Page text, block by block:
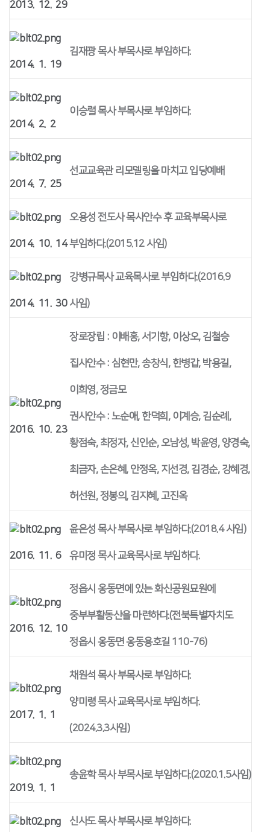
2013. 12. 29
2014. 1. 19
김재광 목사 부목사로 부임하다.
2014. 2. 2
이승렬 목사 부목사로 부임하다.
2014. 7. 25
선교교육관 리모델링을 마치고 입당예배
2014. 10. 14
오용성 전도사 목사안수 후 교육부목사로
부임하다.(2015.12 사임)
2014. 11. 30
강병규목사 교육목사로 부임하다.(2016.9
사임)
2016. 10. 23
장로장립 : 이배홍, 서기항, 이상오, 김철승
집사안수 : 심현만, 송창식, 한병갑, 박용길,
이희영, 정금모
권사안수 : 노순애, 한덕희, 이계승, 김순례,
황점숙, 최정자, 신인순, 오남성, 박윤영, 양경숙,
최금자, 손은혜, 안정옥, 지선경, 김경순, 강혜경,
허선원, 정봉의, 김지혜, 고진옥
2016. 11. 6
윤은성 목사 부목사로 부임하다.(2018.4 사임)
유미정 목사 교육목사로 부임하다.
2016. 12. 10
정읍시 옹동면에 있는 화신공원묘원에
중부부활동산을 마련하다.(전북특별자치도
정읍시 옹동면 옹동용호길 110-76)
2017. 1. 1
채원석 목사 부목사로 부임하다.
양미령 목사 교육목사로 부임하다.
(2024.3.3사임)
2019. 1. 1
송윤학 목사 부목사로 부임하다.(2020.1.5사임)
신사도 목사 부목사로 부임하다.